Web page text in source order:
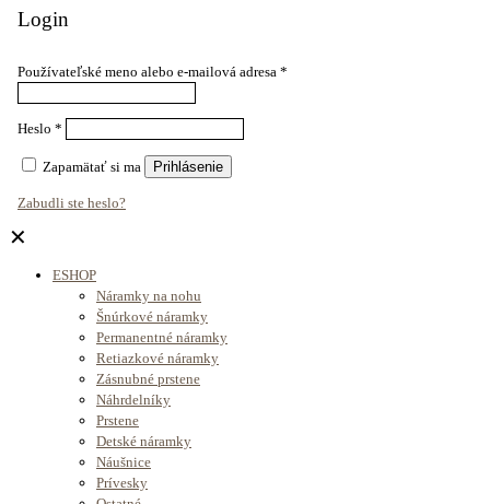
Login
Používateľské meno alebo e-mailová adresa *
Heslo *
Zapamätať si ma Prihlásenie
Zabudli ste heslo?
✕
ESHOP
Náramky na nohu
Šnúrkové náramky
Permanentné náramky
Retiazkové náramky
Zásnubné prstene
Náhrdelníky
Prstene
Detské náramky
Náušnice
Prívesky